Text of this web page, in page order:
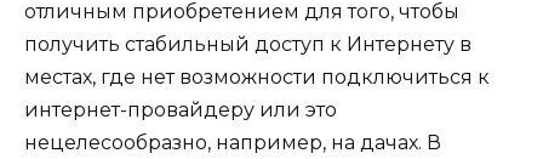
отличным приобретением для того, чтобы
получить стабильный доступ к Интернету в
местах, где нет возможности подключиться к
интернет-провайдеру или это
нецелесообразно, например, на дачах. В